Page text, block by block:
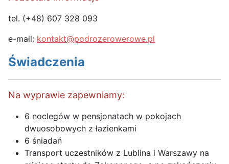
tel. (+48) 607 328 093
e-mail: kontakt@podrozerowerowe.pl
Świadczenia
Na wyprawie zapewniamy:
6 noclegów w pensjonatach w pokojach
dwuosobowych z łazienkami
6 śniadań
Transport uczestników z Lublina i Warszawy na